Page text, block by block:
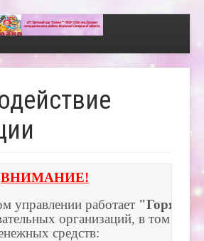
ВНИМАНИЕ!
управлении работает "Горячая
организаций, в том
средств: